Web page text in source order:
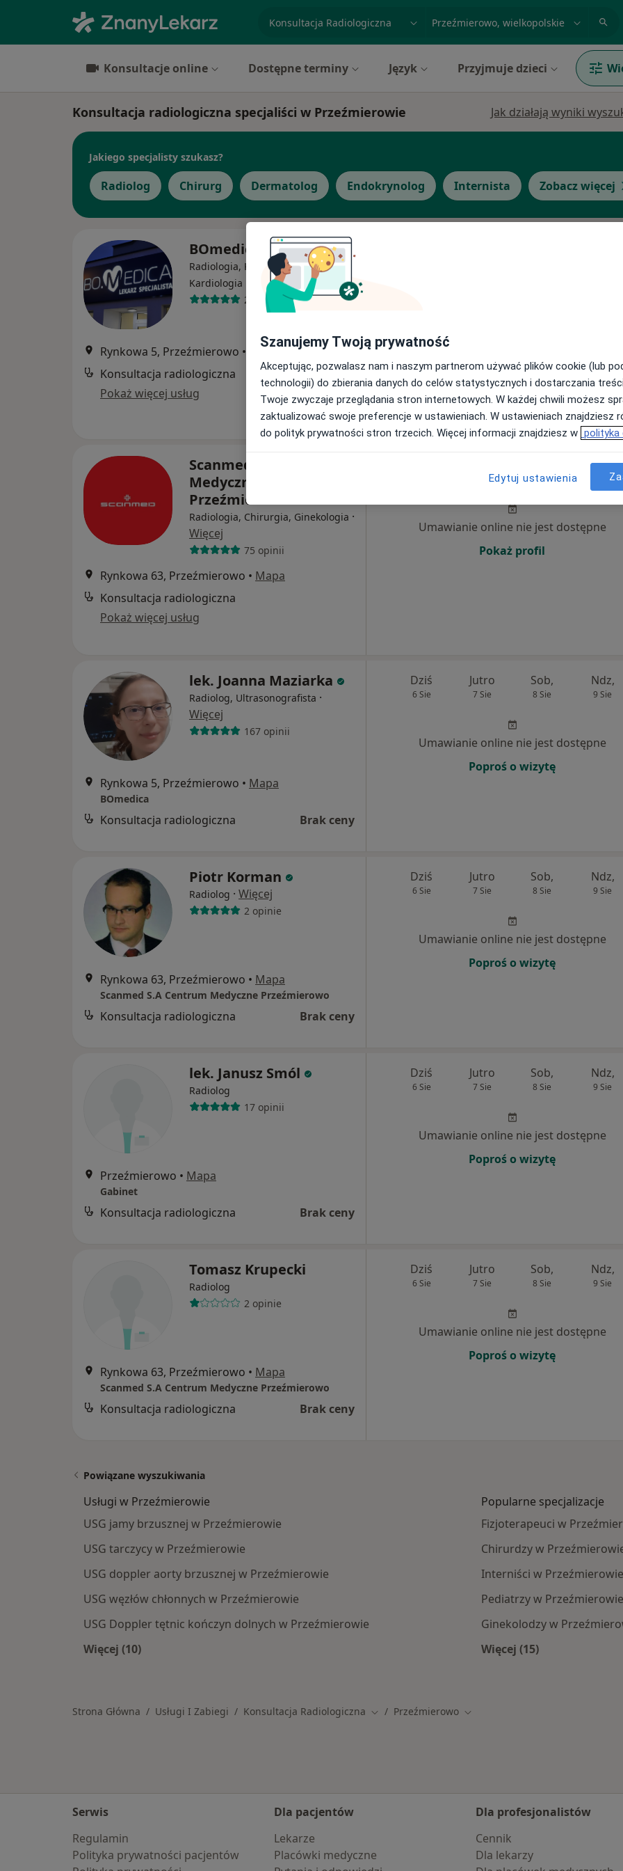
specjalizacja, badanie lub nazwiskomiasto lub dzielnica
Konsultacje online Dostępne terminy Język Przyjmuje dzieci
Konsultacja radiologiczna specjaliści w Przeźmierowie Jak działają wyniki
Jakiego specjalisty szukasz?
Radiolog Chirurg Dermatolog Endokrynolog Internista Zobacz więcej
BOmedica
Radiologia, Kardiochirurgia,
Kardiologia
Więcej
2364 opinie
Rynkowa 5, Przeźmierowo •
Mapa
Konsultacja radiologiczna
Pokaż więcej usług
Scanmed S.A Centrum
Medyczne
Przeźmierowo
Radiologia, Chirurgia, Ginekologia ·
Więcej
75 opinii
Rynkowa 63, Przeźmierowo • Mapa
Konsultacja radiologiczna
Pokaż więcej usług
7 Sie 8 Sie
Ndz,
9 Sie
Umawianie online nie jest dostępne
Pokaż profil
lek. Joanna Maziarka
Radiolog, Ultrasonografista ·
Więcej
167 opinii
Rynkowa 5, Przeźmierowo • Mapa
BOmedica
Konsultacja radiologiczna Brak ceny
Dziś
6 Sie
Jutro
7 Sie
Sob,
8 Sie
Ndz,
9 Sie
Umawianie online nie jest dostępne
Poproś o wizytę
Piotr Korman
Radiolog · Więcej
2 opinie
Rynkowa 63, Przeźmierowo • Mapa
Scanmed S.A Centrum Medyczne Przeźmierowo
Konsultacja radiologiczna Brak ceny
Dziś
6 Sie
Jutro
7 Sie
Sob,
8 Sie
Ndz,
9 Sie
Umawianie online nie jest dostępne
Poproś o wizytę
lek. Janusz Smól
Radiolog
17 opinii
Przeźmierowo • Mapa
Gabinet
Konsultacja radiologiczna Brak ceny
Dziś
6 Sie
Jutro
7 Sie
Sob,
8 Sie
Ndz,
9 Sie
Umawianie online nie jest dostępne
Poproś o wizytę
Tomasz Krupecki
Radiolog
2 opinie
Rynkowa 63, Przeźmierowo • Mapa
Scanmed S.A Centrum Medyczne Przeźmierowo
Konsultacja radiologiczna Brak ceny
Dziś
6 Sie
Jutro
7 Sie
Sob,
8 Sie
Ndz,
9 Sie
Umawianie online nie jest dostępne
Poproś o wizytę
Powiązane wyszukiwania
Usługi w Przeźmierowie
USG jamy brzusznej w Przeźmierowie
USG tarczycy w Przeźmierowie
USG doppler aorty brzusznej w Przeźmierowie
USG węzłów chłonnych w Przeźmierowie
USG Doppler tętnic kończyn dolnych w Przeźmierowie
Więcej (10)
Popularne specjalizacje
Fizjoterapeuci w
Chirurdzy w
Interniści w Przeźmierowie
Pediatrzy w Przeźmierowie
Ginekolodzy w
Więcej (15)
Strona Główna Usługi I Zabiegi Konsultacja Radiologiczna Zmień miasto
Przeźmierowo Zmień miasto
Serwis
Regulamin
Polityka prywatności pacjentów
Dla pacjentów
Lekarze
Placówki medyczne
Dla profesjonalistów
Cennik
Dla lekarzy
Szanujemy Twoją prywatność
Akceptując, pozwalasz nam i naszym partnerom używać plików cookie (lub
technologii) do zbierania danych do celów statystycznych i dostarczania
Twoje zwyczaje przeglądania stron internetowych. W każdej chwili możesz
zaktualizować swoje preferencje w ustawieniach. W ustawieniach znajdziesz
do polityk prywatności stron trzecich. Więcej informacji znajdziesz w polityka
Edytuj ustawienia